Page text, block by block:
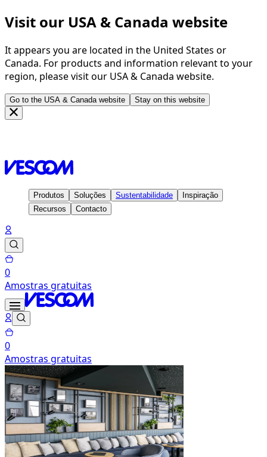
Visit our USA & Canada website
It appears you are located in the United States or
Canada. For products and information relevant to your
region, please visit our USA & Canada website.
Go to the USA & Canada website Stay on this website
Página principal
Produtos Soluções Sustentabilidade
Inspiração
Recursos
Contacto
0
Amostras gratuitas
0
Amostras gratuitas